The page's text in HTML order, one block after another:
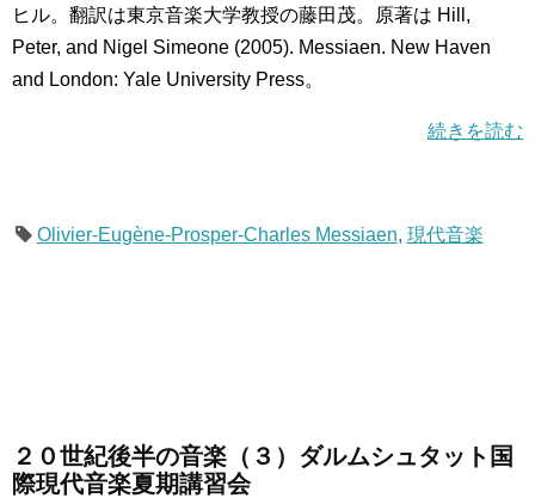
ヒル。翻訳は東京音楽大学教授の藤田茂。原著は Hill,
Peter, and Nigel Simeone (2005). Messiaen. New Haven
and London: Yale University Press。
続きを読む
Olivier-Eugène-Prosper-Charles Messiaen, 現代音楽
２０世紀後半の音楽（３）ダルムシュタット国
際現代音楽夏期講習会